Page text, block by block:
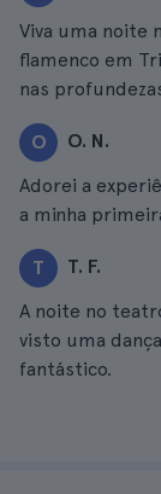
Viva uma noite
flamenco em
nas
O O. N.
Adorei a
a minha
T T. F.
A noite no
visto uma
fantástico.